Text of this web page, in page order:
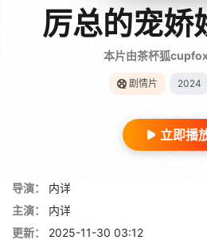
厉总的宠娇
本片由茶杯狐
剧情片 2024
立即播
导演：
内详
主演：
内详
更新：
2025-11-30 03:12